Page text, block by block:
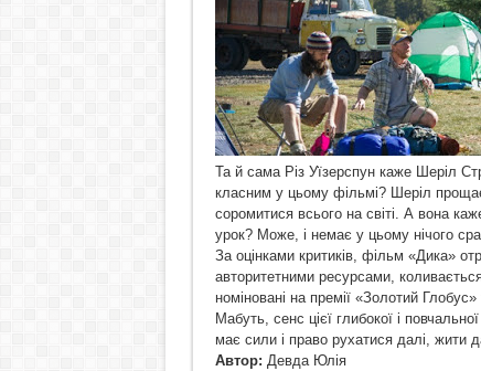
Та й сама Різ Уїзерспун каже Шеріл
класним у цьому фільмі? Шеріл
соромитися всього на світі. А вона
урок? Може, і немає у цьому нічого
За оцінками критиків, фільм «Дика»
авторитетними ресурсами,
номіновані на премії «Золотий
Мабуть, сенс цієї глибокої і
має сили і право рухатися далі, жити
Автор: Девда Юлія